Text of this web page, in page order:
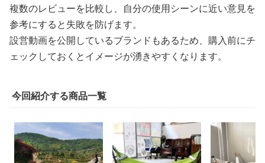
複数のレビューを比較し、自分の使用シーンに近い意見を
参考にすると失敗を防げます。
設営動画を公開しているブランドもあるため、購入前にチ
ェックしておくとイメージが湧きやすくなります。
今回紹介する商品一覧